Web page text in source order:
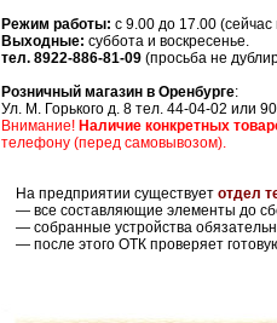
Режим работы: с 9.00 до 17.00
Выходные: суббота и воскресенье.
тел. 8922-886-81-09 (просьба не
Розничный магазин в Оренбурге:
Ул. М. Горького д. 8 тел. 44-04-02 или
Внимание! Наличие конкретных
телефону (перед самовывозом).
На предприятии существует отдел
— все составляющие элементы до
— собранные устройства
— после этого ОТК проверяет